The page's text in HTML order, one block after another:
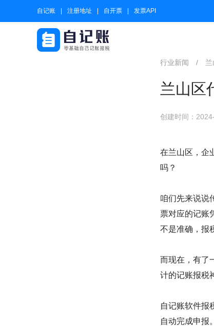
自记账 注册地址 自开票 发票API
行业新闻 /
兰山区
创建时间：
在兰山区，企
吗？
咱们先来说说
票对应的记账
不是准确，报
而现在，有了
计的记账报税
自记账软件报
自动完成申报